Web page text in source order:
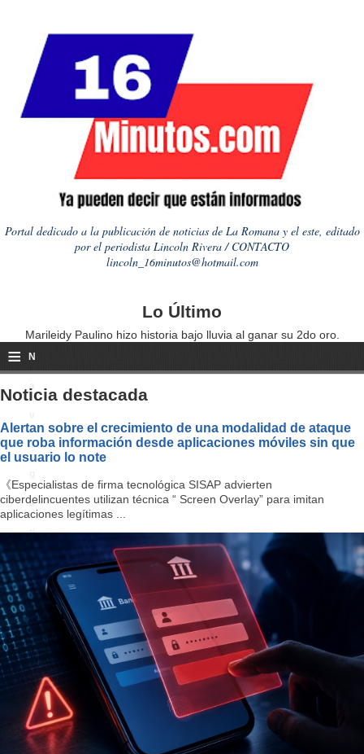
Portal dedicado a la publicación de noticias de La Romana y el este, editado
por el periodista Lincoln Rivera / CONTACTO
lincoln_16minutos@hotmail.com
Lo Último
Marileidy Paulino hizo historia bajo lluvia al ganar su 2do oro.
≡ N
a
i
a
ti
o
n
Noticia destacada
Alertan sobre el crecimiento de una modalidad de ataque
que roba información desde aplicaciones móviles sin que
el usuario lo note
《Especialistas de firma tecnológica SISAP advierten
ciberdelincuentes utilizan técnica “ Screen Overlay” para imitan
aplicaciones legítimas ...